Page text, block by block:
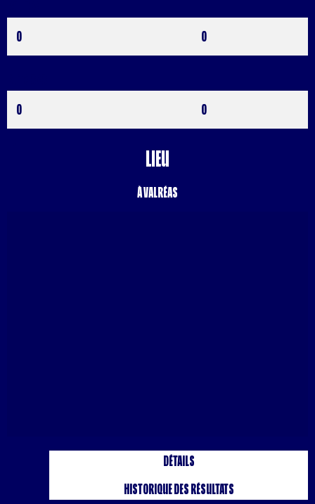
0
0
0
0
Lieu
à Valréas
Détails
Historique des résultats